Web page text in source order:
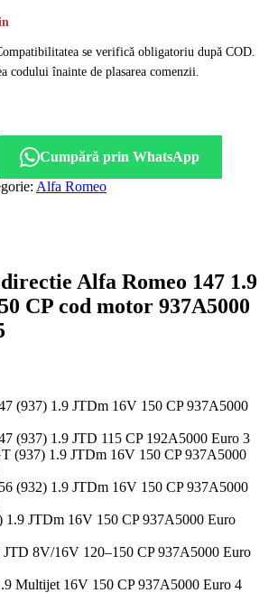
se verifică obligatoriu după COD.
codului înainte de plasarea comenzii.
Cumpără prin WhatsApp
Alfa Romeo
Alfa Romeo 147 1.9
CP cod motor 937A5000
(937) 1.9 JTDm 16V 150 CP 937A5000
(937) 1.9 JTD 115 CP 192A5000 Euro 3
(937) 1.9 JTDm 16V 150 CP 937A5000
(932) 1.9 JTDm 16V 150 CP 937A5000
1.9 JTDm 16V 150 CP 937A5000 Euro
8V/16V 120–150 CP 937A5000 Euro
Multijet 16V 150 CP 937A5000 Euro 4